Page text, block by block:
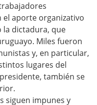
el aporte organizativo
la dictadura, que
Miles fueron
y, en particular,
lugares del
también se
siguen impunes y